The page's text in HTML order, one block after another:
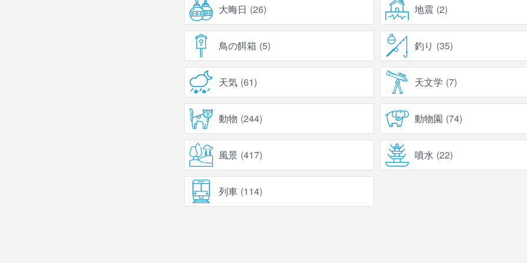
大晦日 (26) 地震 (2)
鳥の餌箱 (5) 釣り (35)
天気 (61) 天文学 (7)
動物 (244) 動物園 (74)
風景 (417) 噴水 (22)
列車 (114)